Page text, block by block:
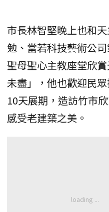
市長林智堅晚上也和
勉、當若科技藝術公
聖母聖心主教座堂欣
未盡」，他也歡迎民
10天展期，造訪竹市
感受老建築之美。